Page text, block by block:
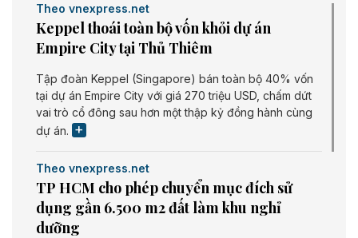
Theo vnexpress.net
Keppel thoái toàn bộ vốn khỏi dự án
Empire City tại Thủ Thiêm
Tập đoàn Keppel (Singapore) bán toàn bộ 40% vốn
tại dự án Empire City với giá 270 triệu USD, chấm dứt
vai trò cổ đông sau hơn một thập kỷ đồng hành cùng
dự án.
Theo vnexpress.net
TP HCM cho phép chuyển mục đích sử
dụng gần 6.500 m2 đất làm khu nghỉ
dưỡng